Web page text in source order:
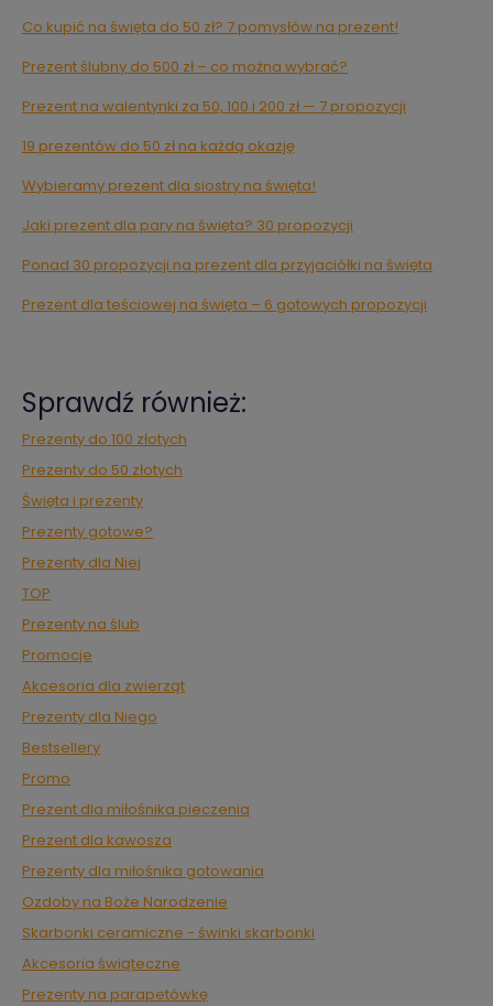
Co kupić na święta do 50 zł? 7 pomysłów na prezent!
Prezent ślubny do 500 zł – co można wybrać?
Prezent na walentynki za 50, 100 i 200 zł — 7 propozycji
19 prezentów do 50 zł na każdą okazję
Wybieramy prezent dla siostry na święta!
Jaki prezent dla pary na święta? 30 propozycji
Ponad 30 propozycji na prezent dla przyjaciółki na święta
Prezent dla teściowej na święta – 6 gotowych propozycji
Sprawdź również:
Prezenty do 100 złotych
Prezenty do 50 złotych
Święta i prezenty
Prezenty gotowe?
Prezenty dla Niej
TOP
Prezenty na ślub
Promocje
Akcesoria dla zwierząt
Prezenty dla Niego
Bestsellery
Promo
Prezent dla miłośnika pieczenia
Prezent dla kawosza
Prezenty dla miłośnika gotowania
Ozdoby na Boże Narodzenie
Skarbonki ceramiczne - świnki skarbonki
Akcesoria świąteczne
Prezenty na parapetówkę